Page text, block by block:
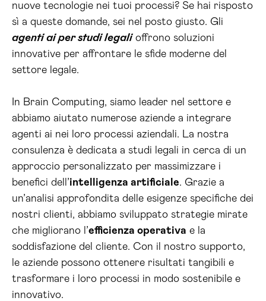
nuove tecnologie nei tuoi processi? Se hai risposto
sì a queste domande, sei nel posto giusto. Gli
agenti ai per studi legalioffrono soluzioni
innovative per affrontare le sfide moderne del
settore legale.
In Brain Computing, siamo leader nel settore e
abbiamo aiutato numerose aziende a integrare
agenti ai nei loro processi aziendali. La nostra
consulenza è dedicata a studi legali in cerca di un
approccio personalizzato per massimizzare i
benefici dell’intelligenza artificiale. Grazie a
un’analisi approfondita delle esigenze specifiche dei
nostri clienti, abbiamo sviluppato strategie mirate
che migliorano l’efficienza operativa e la
soddisfazione del cliente. Con il nostro supporto,
le aziende possono ottenere risultati tangibili e
trasformare i loro processi in modo sostenibile e
innovativo.